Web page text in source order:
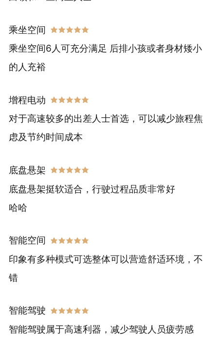
乘坐空间
乘坐空间6人可充分满足 后排小孩或者身材矮小
的人充裕
增程电动
对于高速较多的出差人士首选，可以减少旅程焦
虑及节约时间成本
底盘悬架
底盘悬架挺软适合，行驶过程品质非常好
哈哈
智能空间
印象有多种模式可选整体可以营造舒适环境，不
错
智能驾驶
智能驾驶属于高速利器，减少驾驶人员疲劳感